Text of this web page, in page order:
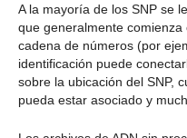
A la mayoría de los SNP se
que generalmente comienza
cadena de números (por
identificación puede
sobre la ubicación del SNP,
pueda estar asociado y